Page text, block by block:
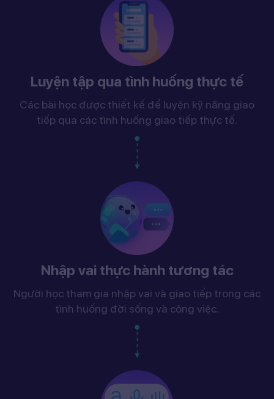
Luyện tập qua tình huống thực tế
Các bài học được thiết kế để luyện kỹ năng giao
tiếp qua các tình huống giao tiếp thực tế.
Nhập vai thực hành tương tác
Người học tham gia nhập vai và giao tiếp trong các
tình huống đời sống và công việc.